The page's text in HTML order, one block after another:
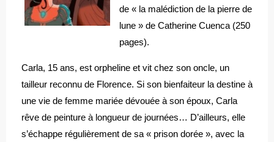
de « la malédiction de la pierre de
lune » de Catherine Cuenca (250
pages).
Carla, 15 ans, est orpheline et vit chez son oncle, un
tailleur reconnu de Florence. Si son bienfaiteur la destine à
une vie de femme mariée dévouée à son époux, Carla
rêve de peinture à longueur de journées… D’ailleurs, elle
s’échappe régulièrement de sa « prison dorée », avec la